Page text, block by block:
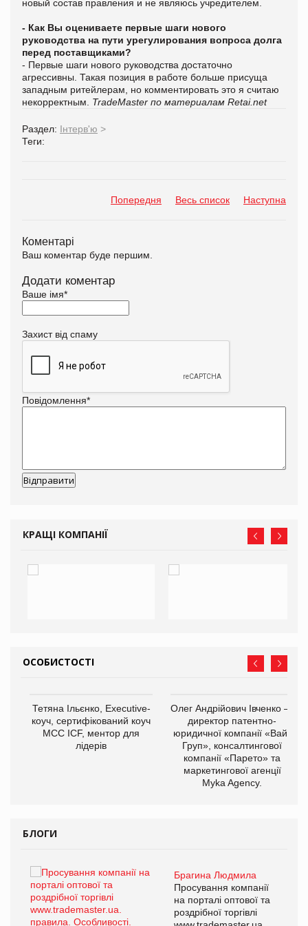
новый состав правления и не являюсь учредителем.
- Как Вы оцениваете первые шаги нового
руководства на пути урегулирования вопроса долга
перед поставщиками?
- Первые шаги нового руководства достаточно
агрессивны. Такая позиция в работе больше присуща
западным ритейлерам, но комментировать это я считаю
некорректным. TradeMaster по материалам Retai.net
Раздел: Інтерв'ю >
Теги:
Попередня Весь список Наступна
Коментарі
Ваш коментар буде першим.
Додати коментар
Ваше імя*
Захист від спаму
Повідомлення*
КРАЩІ КОМПАНІЇ
ОСОБИСТОСТІ
Тетяна Ільєнко, Executive-
коуч, сертифікований коуч
МСС ICF, ментор для
лідерів
Олег Андрійович Івченко —
директор патентно-
юридичної компанії «Вайз
Груп», консалтингової
компанії «Парето» та
маркетингової агенції
Myka Agency.
БЛОГИ
Брагина Людмила
Просування компанії
на порталі оптової та
роздрібної торгівлі